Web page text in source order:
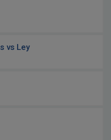
vs Ley